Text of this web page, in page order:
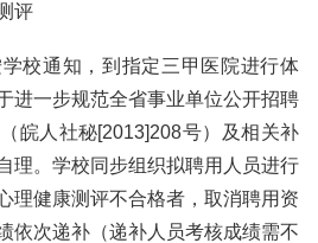
评
校通知，到指定三甲医院进行体
进一步规范全省事业单位公开招聘
皖人社秘[2013]208号）及相关补
理。学校同步组织拟聘用人员进行
理健康测评不合格者，取消聘用资
依次递补（递补人员考核成绩需不